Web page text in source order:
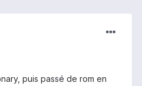
puis passé de rom en